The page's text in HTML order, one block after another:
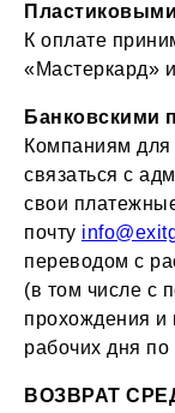
К оплате
«Мастеркард»
Банковскими
Компаниям для
связаться с
свои
почту
переводом с
(в том числе с
прохождения и
рабочих дня по
ВОЗВРАТ